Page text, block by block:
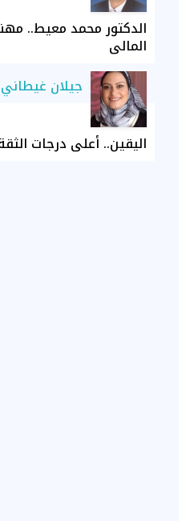
الدكتور محمد معيط..
المالي
جيلان غيطاني
اليقين.. أعلى درجات